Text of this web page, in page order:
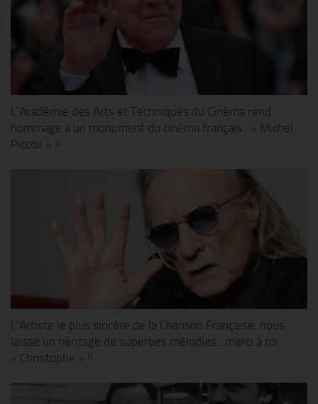
L’Académie des Arts et Techniques du Cinéma rend
hommage à un monument du cinéma français : « Michel
Piccoli » !!
L’Artiste le plus sincère de la Chanson Française, nous
laisse un héritage de superbes mélodies…merci à toi
« Christophe » !!